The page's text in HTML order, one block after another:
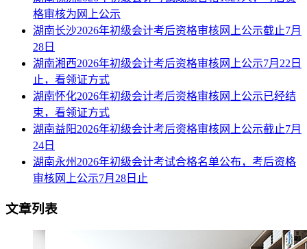
格审核为网上公示
湖南长沙2026年初级会计考后资格审核网上公示截止7月
28日
湖南湘西2026年初级会计考后资格审核网上公示7月22日
止，看领证方式
湖南怀化2026年初级会计考后资格审核网上公示已经结
束，看领证方式
湖南益阳2026年初级会计考后资格审核网上公示截止7月
24日
湖南永州2026年初级会计考试合格名单公布，考后资格
审核网上公示7月28日止
文章列表